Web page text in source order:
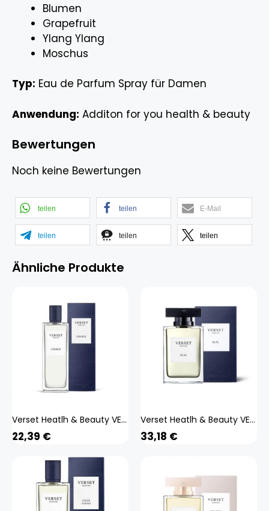
Blumen
Grapefruit
Ylang Ylang
Moschus
Typ: Eau de Parfum Spray für Damen
Anwendung: Additon for you health & beauty
Bewertungen
Noch keine Bewertungen
teilen teilen E-Mail
teilen teilen teilen
Ähnliche Produkte
Verset Heatlh & Beauty VERSET Eau De Parfum Herrenparfüm Choice 50ml
22,39 €
Verset Heatlh & Beauty VERSET Eau de Parfum Herrenparfüm Ikal 100ml
33,18 €